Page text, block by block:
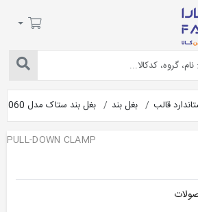
قالب بغل بند بغل بند ستاک مدل E3060
PULL-DOWN CLAMP